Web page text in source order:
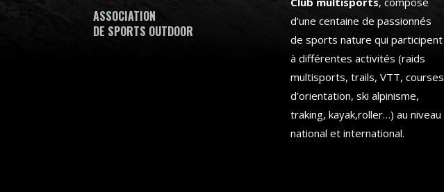
ASSOCIATION
DE SPORTS OUTDOOR
d’une centaine de passionnés
de sports nature qui participent
à différentes activités (raids
multisports, trails, VTT, courses
d’orientation, ski alpinisme,
traking, kayak,roller…) au niveau
national et international.